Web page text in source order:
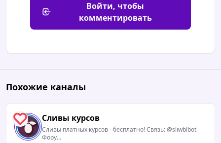
Войти, чтобы
комментировать
Похожие каналы
0 Сливы курсов
Сливы платных курсов - бесплатно! Связь: @sliwblbot
Фору...